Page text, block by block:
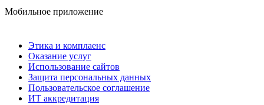
Мобильное приложение
Этика и комплаенс
Оказание услуг
Использование сайтов
Защита персональных данных
Пользовательское соглашение
ИТ аккредитация